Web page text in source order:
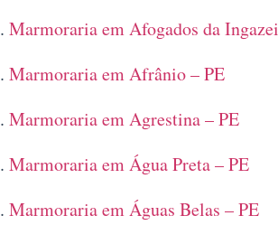
Marmoraria em Afogados da
Marmoraria em Afrânio – PE
Marmoraria em Agrestina – PE
Marmoraria em Água Preta – PE
Marmoraria em Águas Belas – PE